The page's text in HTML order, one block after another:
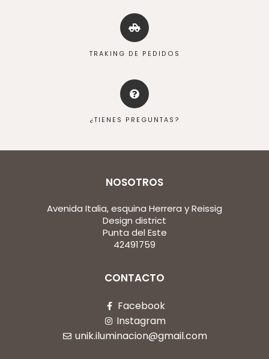
TRAKING DE PEDIDOS
¿TIENES PREGUNTAS?
NOSOTROS
Avenida Italia, esquina Herrera y Reissig
Design district
Punta del Este
42491759
CONTACTO
Facebook
Instagram
unik.iluminacion@gmail.com